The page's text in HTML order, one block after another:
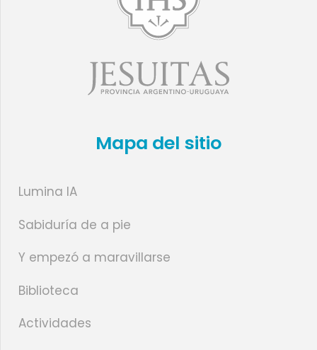
Mapa del sitio
Lumina IA
Sabiduría de a pie
Y empezó a maravillarse
Biblioteca
Actividades